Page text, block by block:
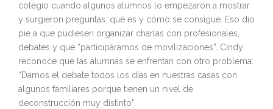
colegio cuando algunos alumnos lo empezaron a mostrar
y surgieron preguntas: qué es y cómo se consigue. Eso dio
pie a que pudiesen organizar charlas con profesionales,
debates y que “participáramos de movilizaciones”. Cindy
reconoce que las alumnas se enfrentan con otro problema:
“Damos el debate todos los días en nuestras casas con
algunos familiares porque tienen un nivel de
deconstrucción muy distinto”.